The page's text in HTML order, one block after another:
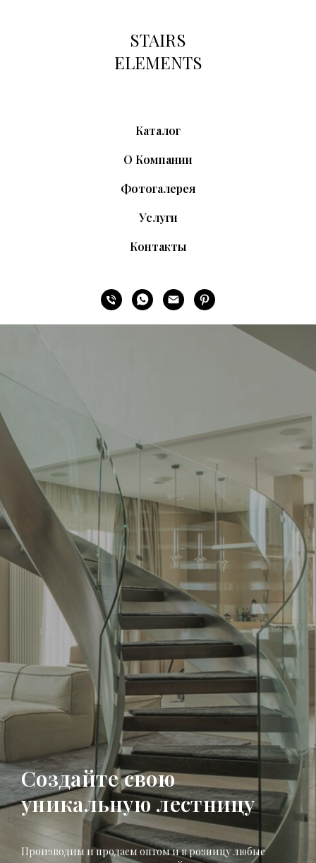
STAIRS
ELEMENTS
Каталог
О Компании
Фотогалерея
Услуги
Контакты
Создайте свою
уникальную лестницу
Производим и продаем оптом и в розницу любые